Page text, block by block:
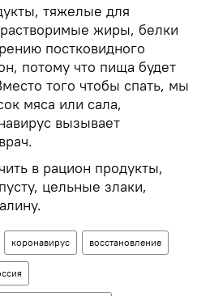
тяжелые для
жиры, белки
постковидного
потому что пища будет
того чтобы спать, мы
мяса или сала,
вызывает
в рацион продукты,
цельные злаки,
коронавирус восстановление